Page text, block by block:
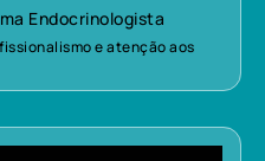
Endocrinologista
e atenção aos